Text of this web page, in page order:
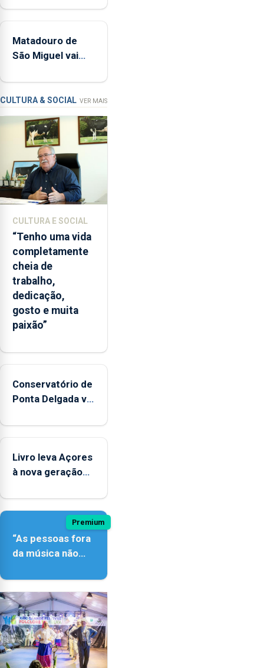
permitindo
reforçar
condições
de
ensino
instituição
controlar a dívida
Matadouro de
São Miguel vai
requalificação
CULTURA & SOCIAL VER MAIS
CULTURA E SOCIAL
“Tenho uma vida
completamente
cheia de
trabalho,
dedicação,
gosto e muita
paixão”
Conservatório de
Ponta Delgada vai
novos
Livro leva Açores
à nova geração
Premium
“As pessoas fora
da música não
quão difícil é
produzir uma
música”